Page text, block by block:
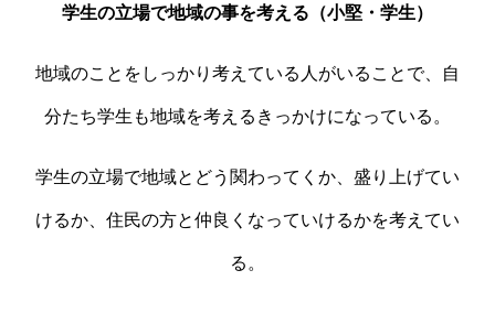
学生の立場で地域の事を考える（小堅・学生）
地域のことをしっかり考えている人がいることで、自
分たち学生も地域を考えるきっかけになっている。
学生の立場で地域とどう関わってくか、盛り上げてい
けるか、住民の方と仲良くなっていけるかを考えてい
る。